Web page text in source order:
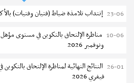
سحب إستدعاء مناظرة إعادة التوجيه أوت 2026 - جامعة سوسة
2026-2027
2027
23-06 إنتداب تلامذة ضباط (فتيان وفتيات)
10-06 مناظرة الإلتحاق بالتكوين في مستوى
ونوفمبر 2026
26-01 النتائج النهائية لمناظرة الإلتحاق
فيفري 2026